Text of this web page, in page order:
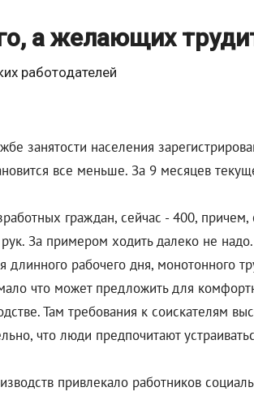
а желающих
работодателей
занятости населения
все меньше. За 9 месяцев
граждан, сейчас - 400,
За примером ходить далеко не
длинного рабочего дня, монотонного
что может предложить для
Там требования к соискателям
что люди предпочитают
привлекало работников